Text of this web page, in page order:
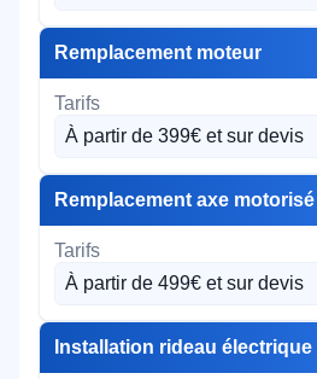
Remplacement moteur
À partir de 399€ et sur devis
Remplacement axe motorisé
À partir de 499€ et sur devis
Installation rideau électrique